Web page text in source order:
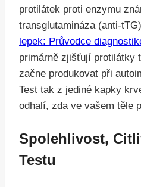
protilátek proti enzymu
transglutamináza (anti-tTG)
lepek: Průvodce
primárně zjišťují protilátky
začne produkovat při
Test tak z jediné kapky
odhalí, zda ve vašem těle
Spolehlivost,
Testu